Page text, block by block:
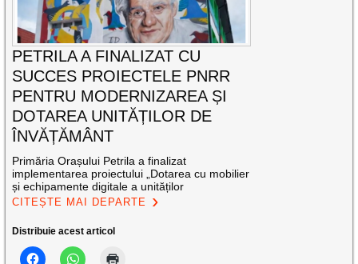
PETRILA A FINALIZAT CU
SUCCES PROIECTELE PNRR
PENTRU MODERNIZAREA ȘI
DOTAREA UNITĂȚILOR DE
ÎNVĂȚĂMÂNT
Primăria Orașului Petrila a finalizat
implementarea proiectului „Dotarea cu mobilier
și echipamente digitale a unităților
CITEȘTE MAI DEPARTE
Distribuie acest articol